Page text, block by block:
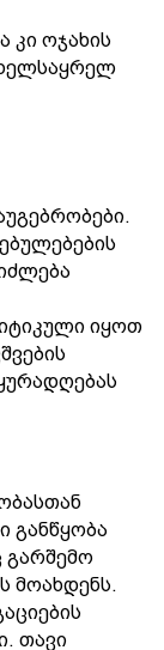
ოჯახის
იყოთ
განწყობა
გარშემო
მოახდენს.
თავი